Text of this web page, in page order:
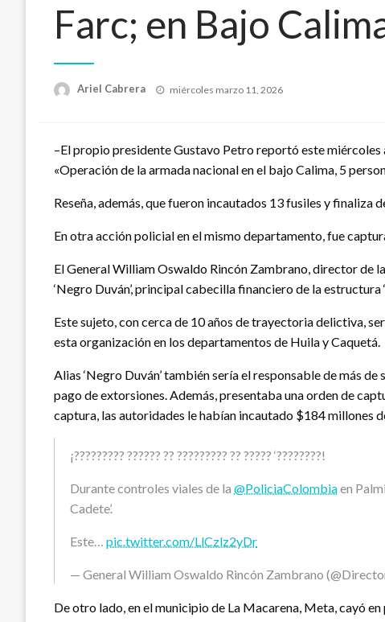
Farc; en Bajo
Ariel Cabrera
Publicado
miércoles marzo 11, 2026
–El propio presidente Gustavo Petro reportó este miércoles
«Operación de la armada nacional en el bajo Calima, 5
Reseña, además, que fueron incautados 13 fusiles y
En otra acción policial en el mismo departamento, fue
El General William Oswaldo Rincón Zambrano, director de
‘Negro Duván’, principal cabecilla financiero de la
Este sujeto, con cerca de 10 años de trayectoria delictiva,
esta organización en los departamentos de Huila y Caquetá.
Alias ‘Negro Duván’ también sería el responsable de más
pago de extorsiones. Además, presentaba una orden de
captura, las autoridades le habían incautado $184 millones
¡????????? ?????? ?? ????????? ?? ????? ‘????????!
Durante controles viales de la @PoliciaColombiaen
Cadete’.
Este… pic.twitter.com/LlCzlz2yDr
— General William Oswaldo Rincón Zambrano
De otro lado, en el municipio de La Macarena, Meta, cayó